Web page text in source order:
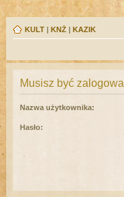
KULT | KNŻ | KAZIK
Musisz być
Nazwa użytkownika:
Hasło: